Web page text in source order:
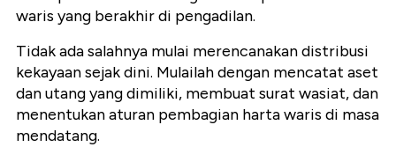
waris yang berakhir di pengadilan.
Tidak ada salahnya mulai merencanakan distribusi
kekayaan sejak dini. Mulailah dengan mencatat aset
dan utang yang dimiliki, membuat surat wasiat, dan
menentukan aturan pembagian harta waris di masa
mendatang.